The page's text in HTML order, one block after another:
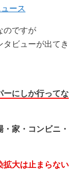
ース
のですが
ビューが出てき
ーにしか行ってな
・家・コンビニ・
拡大は止まらない